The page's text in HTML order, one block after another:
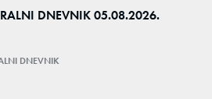
DNEVNIK 05.08.2026.
DNEVNIK